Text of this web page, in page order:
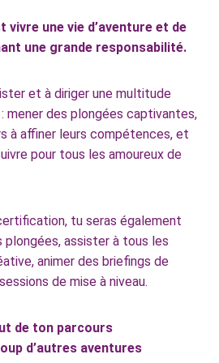
vivre une vie d’aventure et de
une grande responsabilité.
et à diriger une multitude
mener des plongées captivantes,
à affiner leurs compétences, et
pour tous les amoureux de
tu seras également
plongées, assister à tous les
animer des briefings de
de mise à niveau.
de ton parcours
d’autres aventures